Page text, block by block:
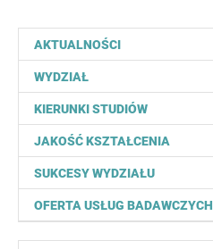
AKTUALNOŚCI
WYDZIAŁ
KIERUNKI STUDIÓW
JAKOŚĆ KSZTAŁCENIA
SUKCESY WYDZIAŁU
OFERTA USŁUG BADAWCZYCH